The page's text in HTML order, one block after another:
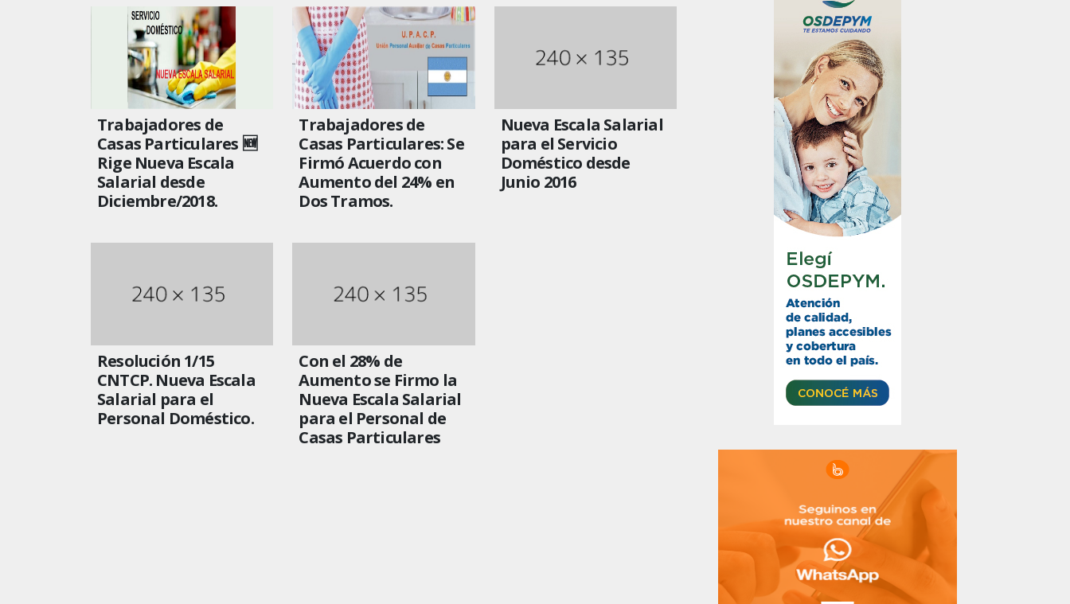
Trabajadores de
Casas Particulares 🆕
Rige Nueva Escala
Salarial desde
Diciembre/2018.
Trabajadores de
Casas Particulares: Se
Firmó Acuerdo con
Aumento del 24% en
Dos Tramos.
Nueva Escala Salarial
para el Servicio
Doméstico desde
Junio 2016
Resolución 1/15
CNTCP. Nueva Escala
Salarial para el
Personal Doméstico.
Con el 28% de
Aumento se Firmo la
Nueva Escala Salarial
para el Personal de
Casas Particulares